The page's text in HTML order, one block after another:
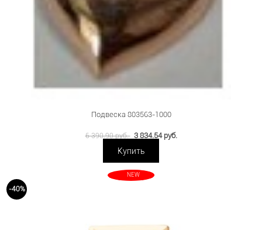
Подвеска 803563-1000
6 390.90 руб. 3 834.54 руб.
Купить
-40%
NEW